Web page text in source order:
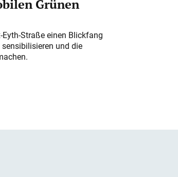
Grünen
Straße einen Blickfang
und die